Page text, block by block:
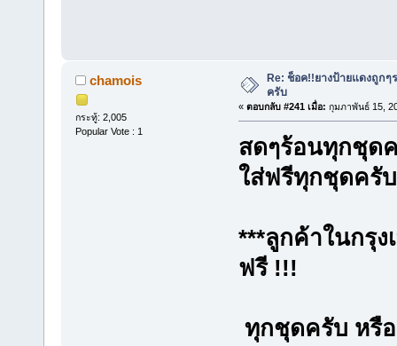
chamois
กระทู้: 2,005
Popular Vote : 1
Re: ช็อค!!ยางป้ายแดงถูก
ครับ
« ตอบกลับ #241 เมื่อ: กุมภาพันธ์ 15,
สดๆร้อนทุกชุ
ใส่ฟรีทุกชุดครับ
***ลูกค้าในกรุ
ฟรี !!!
ทุกชุดครับ หรื